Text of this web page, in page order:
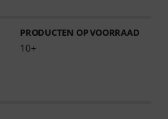
PRODUCTEN OP VOORRAAD
10+